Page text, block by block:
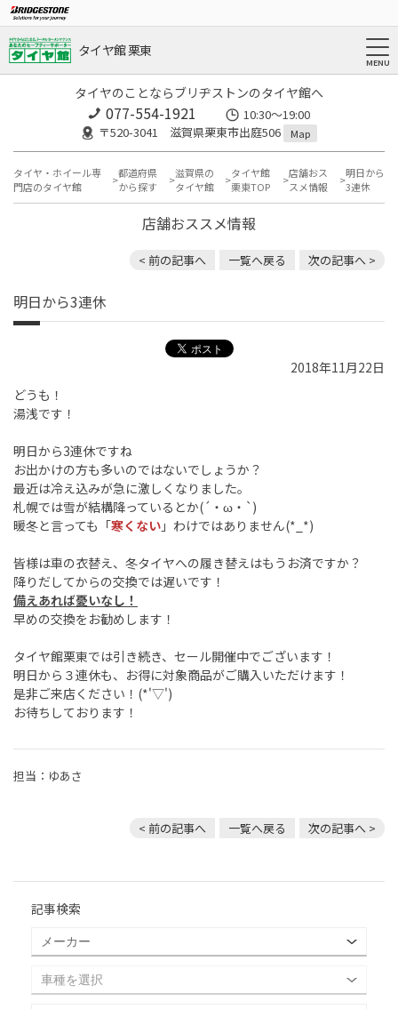
タイヤ館 栗東
タイヤのことならブリヂストンのタイヤ館へ
077-554-1921
10:30～19:00
〒520-3041 滋賀県栗東市出庭506
Map
タイヤ・ホイール専
門店のタイヤ館
都道府県
から探す
滋賀県の
タイヤ館
タイヤ館
栗東TOP
店舗おス
スメ情報
明日から
3連休
店舗おススメ情報
< 前の記事へ 一覧へ戻る 次の記事へ >
明日から3連休
2018年11月22日
どうも！
湯浅です！
明日から3連休ですね
お出かけの方も多いのではないでしょうか？
最近は冷え込みが急に激しくなりました。
札幌では雪が結構降っているとか(´・ω・`)
暖冬と言っても「寒くない 」わけではありません(*_*)
皆様は車の衣替え、冬タイヤへの履き替えはもうお済ですか？
降りだしてからの交換では遅いです！
備えあれば憂いなし！
早めの交換をお勧めします！
タイヤ館栗東では引き続き、セール開催中でございます！
明日から３連休も、お得に対象商品がご購入いただけます！
是非ご来店ください！(*'▽')
お待ちしております！
担当：ゆあさ
< 前の記事へ 一覧へ戻る 次の記事へ >
記事検索